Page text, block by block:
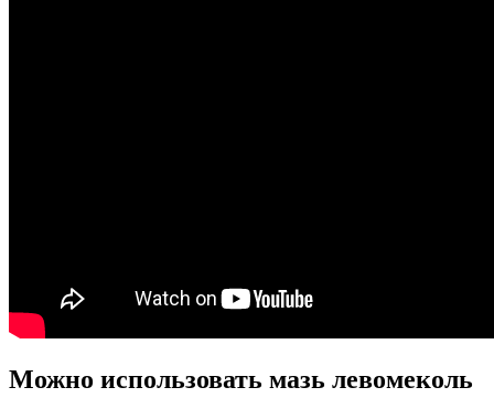
Можно использовать мазь левомеколь